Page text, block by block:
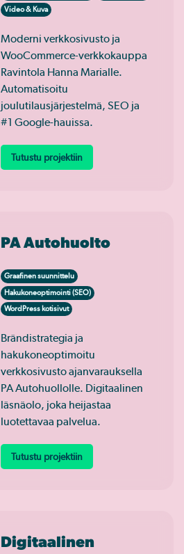
Video & Kuva
Moderni verkkosivusto ja
WooCommerce-verkkokauppa
Ravintola Hanna Marialle.
Automatisoitu
joulutilausjärjestelmä, SEO ja
#1 Google-hauissa.
Tutustu projektiin
PA Autohuolto
Graafinen suunnittelu
Hakukoneoptimointi (SEO)
WordPress kotisivut
Brändistrategia ja
hakukoneoptimoitu
verkkosivusto ajanvarauksella
PA Autohuollolle. Digitaalinen
läsnäolo, joka heijastaa
luotettavaa palvelua.
Tutustu projektiin
Digitaalinen